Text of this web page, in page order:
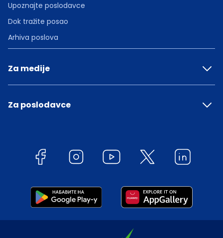
Upoznajte poslodavce
Dok tražite posao
Arhiva poslova
Za medije
Za poslodavce